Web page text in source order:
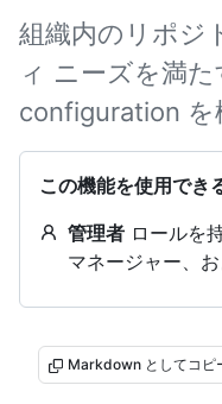
組織内のリポジ
ィ ニーズを満
configuration を
この機能を使用でき
管理者 ロールを
マネージャー、
Markdown としてコピ